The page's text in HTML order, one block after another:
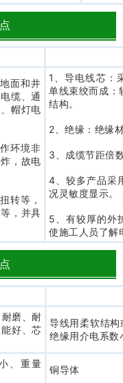
面和井
缆、通
帽灯电
环境非
，故电
转等，
，并具
1、导电线芯：
单线束绞而成：
结构。
2、绝缘：绝缘
3、成缆节距倍
4、较多产品采
况灵敏度显示。
5、有较厚的外
使施工人员了解
磨、耐
好、芯
导线用柔软结
绝缘用介电系数
、重量
铜导体